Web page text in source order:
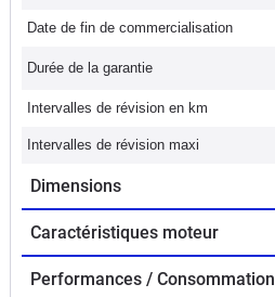
Date de fin de commercialisation
Durée de la garantie
Intervalles de révision en km
Intervalles de révision maxi
Dimensions
Caractéristiques moteur
Performances / Consommation